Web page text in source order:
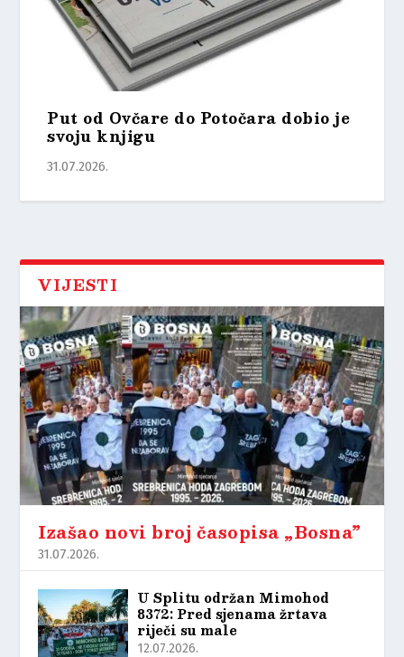
Put od Ovčare do Potočara dobio je
svoju knjigu
31.07.2026.
VIJESTI
Izašao novi broj časopisa „Bosna”
31.07.2026.
U Splitu održan Mimohod
8372: Pred sjenama žrtava
riječi su male
12.07.2026.